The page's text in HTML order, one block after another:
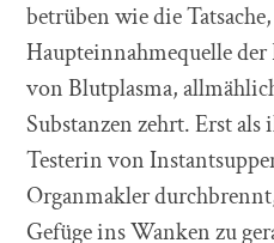
betrüben wie die
Haupteinnahmequelle der
von Blutplasma,
Substanzen zehrt. Erst
Testerin von
Organmakler
Gefüge ins Wanken zu